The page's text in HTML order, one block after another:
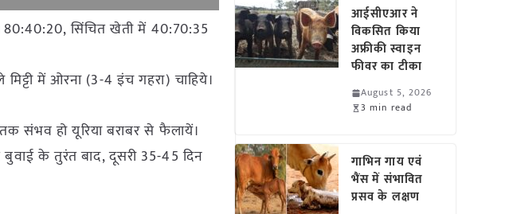
80:40:20, सिंचित खेती में 40:70:35
में ओरना (3-4 इंच गहरा) चाहिये।
संभव हो यूरिया बराबर से फैलायें।
बुवाई के तुरंत बाद, दूसरी 35-45 दिन
आईसीएआर ने
विकसित किया
अफ्रीकी स्वाइन
फीवर का टीका
August 5, 2026
3 min read
गाभिन गाय एवं
भैंस में संभावित
प्रसव के लक्षण